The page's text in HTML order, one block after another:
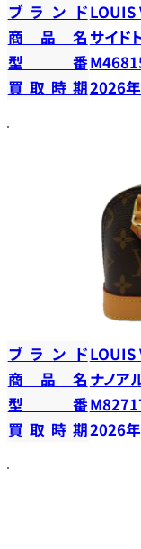
ブランドLOUIS
商品名 サイド
型番
買取時期2026
ブランドLOUIS
商品名 ナノア
型番
買取時期2026